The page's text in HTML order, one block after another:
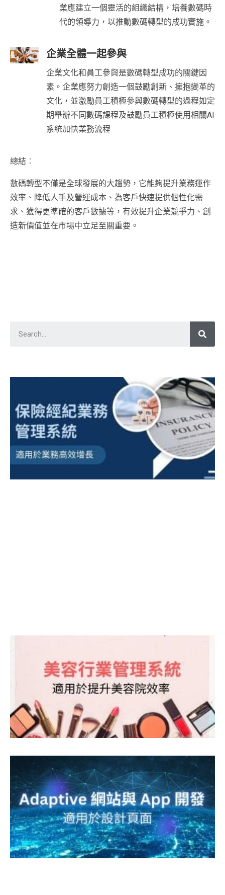
業應建立一個靈活的組織結構，培養數碼時
代的領導力，以推動數碼轉型的成功實施。
企業全體一起參與
企業文化和員工參與是數碼轉型成功的關鍵因
素。企業應努力創造一個鼓勵創新、擁抱變革的
文化，並激勵員工積極參與數碼轉型的過程如定
期舉辦不同數碼課程及鼓勵員工積極使用相關AI
系統加快業務流程
總結︰
數碼轉型不僅是全球發展的大趨勢，它能夠提升業務運作
效率、降低人手及營運成本、為客戶快速提供個性化需
求、獲得更準確的客戶數據等，有效提升企業競爭力、創
造新價值並在市場中立足至關重要。